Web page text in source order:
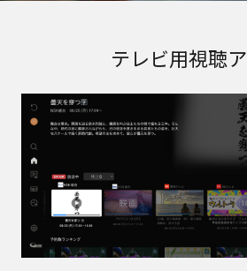
テレビ用視聴